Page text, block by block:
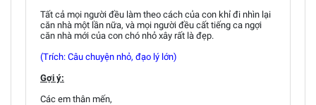
Tất cả mọi người đều làm theo cách của con khỉ đi nhìn lại
căn nhà một lần nữa, và mọi người đều cất tiếng ca ngợi
căn nhà mới của con chó nhỏ xây rất là đẹp.
(Trích: Câu chuyện nhỏ, đạo lý lớn)
Gợi ý:
Các em thân mến,